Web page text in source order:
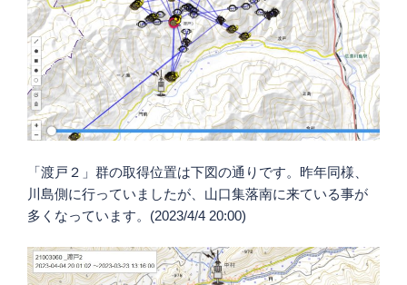
「渡戸２」群の取得位置は下図の通りです。昨年同様、
川島側に行っていましたが、山口集落南に来ている事が
多くなっています。(2023/4/4 20:00)